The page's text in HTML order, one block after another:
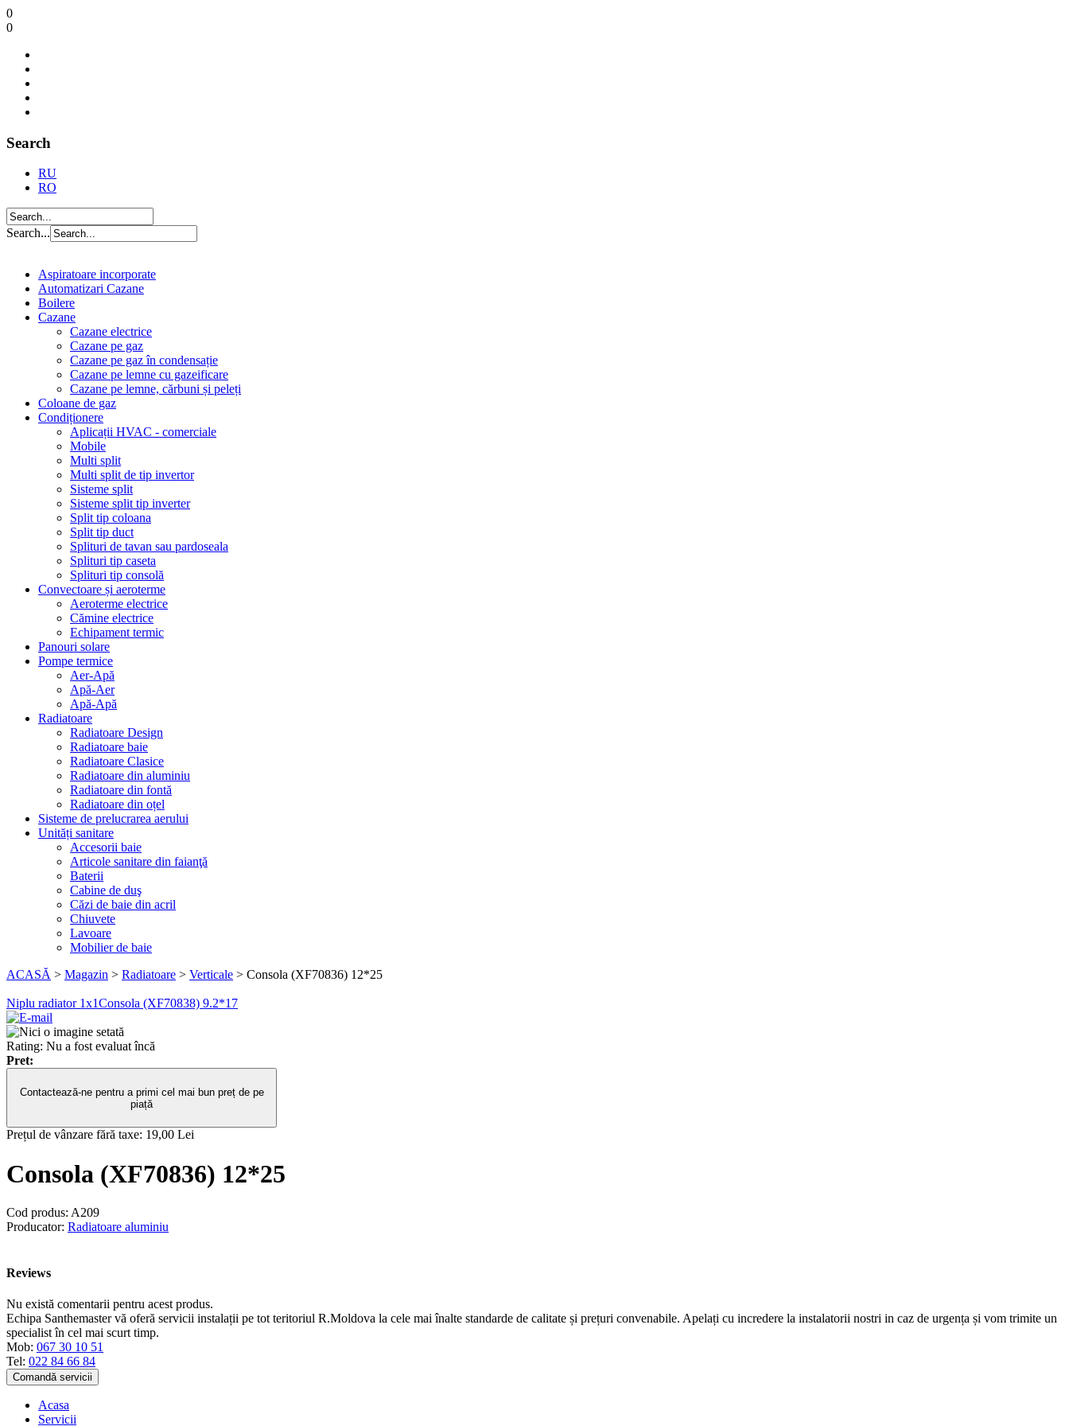
0
0
Search
RU
RO
Search...
Aspiratoare incorporate
Automatizari Cazane
Boilere
Cazane
Cazane electrice
Cazane pe gaz
Cazane pe gaz în condensație
Cazane pe lemne cu gazeificare
Cazane pe lemne, cărbuni și peleți
Coloane de gaz
Condiționere
Aplicații HVAC - comerciale
Mobile
Multi split
Multi split de tip invertor
Sisteme split
Sisteme split tip inverter
Split tip coloana
Split tip duct
Splituri de tavan sau pardoseala
Splituri tip caseta
Splituri tip consolă
Convectoare și aeroterme
Aeroterme electrice
Cămine electrice
Echipament termic
Panouri solare
Pompe termice
Aer-Apă
Apă-Aer
Apă-Apă
Radiatoare
Radiatoare Design
Radiatoare baie
Radiatoare Clasice
Radiatoare din aluminiu
Radiatoare din fontă
Radiatoare din oțel
Sisteme de prelucrarea aerului
Unități sanitare
Accesorii baie
Articole sanitare din faianţă
Baterii
Cabine de duş
Căzi de baie din acril
Chiuvete
Lavoare
Mobilier de baie
ACASĂ > Magazin > Radiatoare > Verticale > Consola (XF70836) 12*25
Niplu radiator 1x1Consola (XF70838) 9.2*17
Rating: Nu a fost evaluat încă
Pret:
Contactează-ne pentru a primi cel mai bun preț de pe
piață
Prețul de vânzare fără taxe: 19,00 Lei
Consola (XF70836) 12*25
Cod produs: A209
Producator: Radiatoare aluminiu
Reviews
Nu există comentarii pentru acest produs.
Echipa Santhemaster vă oferă servicii instalații pe tot teritoriul R.Moldova la cele mai înalte standarde de calitate și prețuri convenabile. Apelați cu incredere la instalatorii nostri in caz de urgența și vom trimite un
specialist în cel mai scurt timp.
Mob: 067 30 10 51
Tel: 022 84 66 84
Comandă servicii
Acasa
Servicii